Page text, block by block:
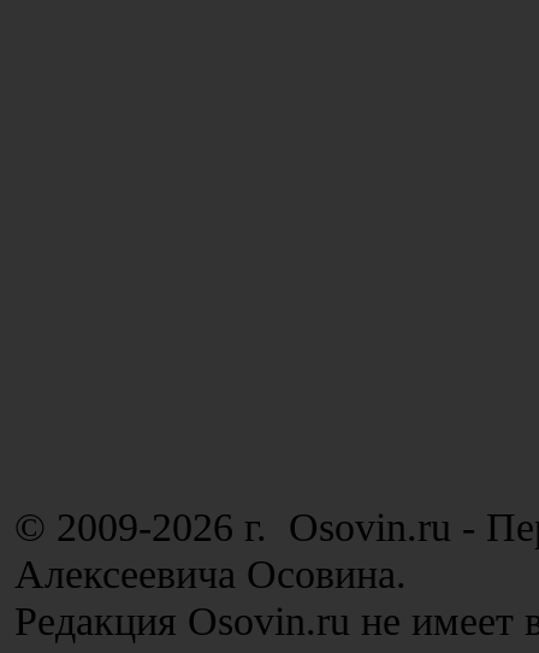
© 2009-2026 г. Osovin.ru -
Алексеевича Осовина.
Редакция Osovin.ru не имеет